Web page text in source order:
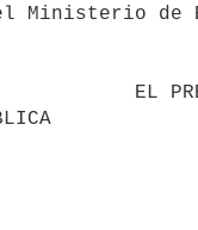
Ministerio de